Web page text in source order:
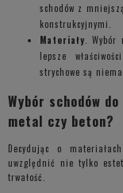
schodów z
konstrukcyjnymi.
Materiały .
lepsze
strychowe są
Wybór schodów
metal czy beton?
Decydując o
uwzględnić nie tylko
trwałość.